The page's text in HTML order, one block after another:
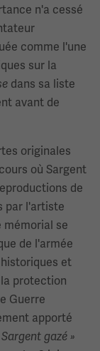
n'a cessé
comme l'une
sur la
dans sa liste
avant de
originales
où Sargent
de
par l'artiste
mémorial se
de l'armée
et
protection
Guerre
apporté
gazé »